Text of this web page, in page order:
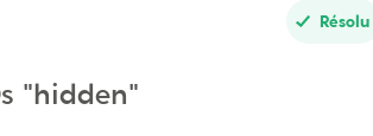
Résolu
"hidden"